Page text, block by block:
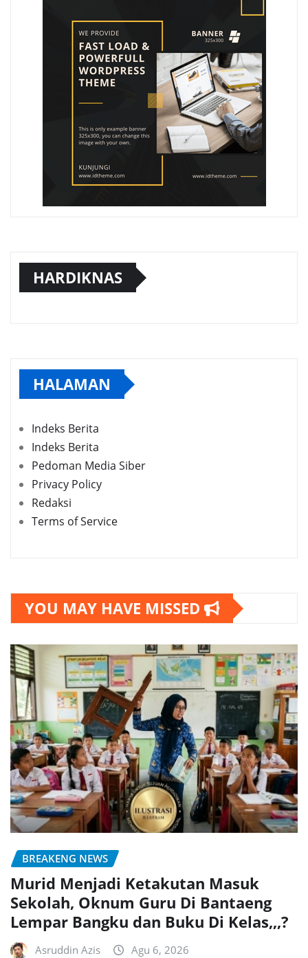
HARDIKNAS
HALAMAN
Indeks Berita
Indeks Berita
Pedoman Media Siber
Privacy Policy
Redaksi
Terms of Service
YOU MAY HAVE MISSED
BREAKENG NEWS
Murid Menjadi Ketakutan Masuk
Sekolah, Oknum Guru Di Bantaeng
Lempar Bangku dan Buku Di Kelas,,,?
Asruddin Azis Agu 6, 2026